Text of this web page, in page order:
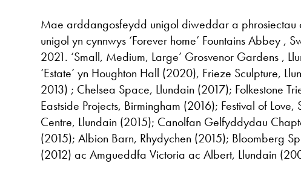
Mae arddangosfeydd unigol diweddar a phrosiectau
unigol yn cynnwys ‘Forever home’ Fountains Abbey ,
2021. ‘Small, Medium, Large’ Grosvenor Gardens ,
‘Estate’ yn Houghton Hall (2020), Frieze Sculpture,
2013) ; Chelsea Space, Llundain (2017); Folkestone
Eastside Projects, Birmingham (2016); Festival of Love,
Centre, Llundain (2015); Canolfan Gelfyddydau
(2015); Albion Barn, Rhydychen (2015); Bloomberg
(2012) ac Amgueddfa Victoria ac Albert, Llundain